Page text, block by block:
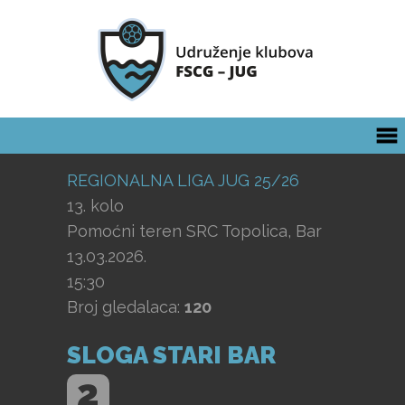
REGIONALNA LIGA JUG 25/26
13. kolo
Pomoćni teren SRC Topolica, Bar
13.03.2026.
15:30
Broj gledalaca: 120
SLOGA STARI BAR
2